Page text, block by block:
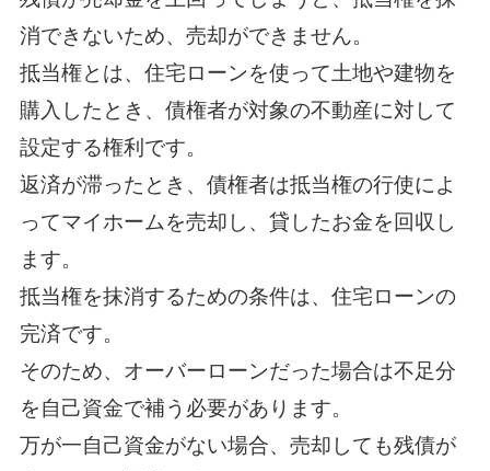
消できないため、売却ができません。
抵当権とは、住宅ローンを使って土地や建物を
購入したとき、債権者が対象の不動産に対して
設定する権利です。
返済が滞ったとき、債権者は抵当権の行使によ
ってマイホームを売却し、貸したお金を回収し
ます。
抵当権を抹消するための条件は、住宅ローンの
完済です。
そのため、オーバーローンだった場合は不足分
を自己資金で補う必要があります。
万が一自己資金がない場合、売却しても残債が